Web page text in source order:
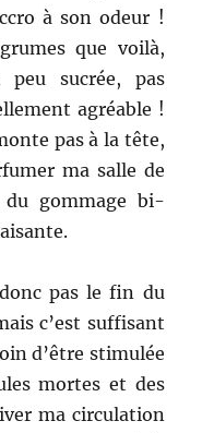
à son odeur !
que voilà,
sucrée, pas
agréable !
pas à la tête,
ma salle de
gommage bi-
pas le fin du
c’est suffisant
d’être stimulée
mortes et des
ma circulation